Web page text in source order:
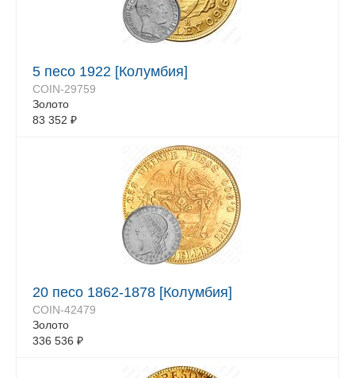
5 песо 1922 [Колумбия]
COIN-29759
Золото
83 352 ₽
20 песо 1862-1878 [Колумбия]
COIN-42479
Золото
336 536 ₽